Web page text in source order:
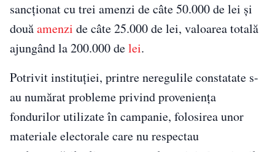
sancționat cu trei amenzi de câte 50.000 de lei și
douăamenzi de câte 25.000 de lei, valoarea totală
ajungând la 200.000 delei.
Potrivit instituției, printre neregulile constatate s-
au numărat probleme privind proveniența
fondurilor utilizate în campanie, folosirea unor
materiale electorale care nu respectau